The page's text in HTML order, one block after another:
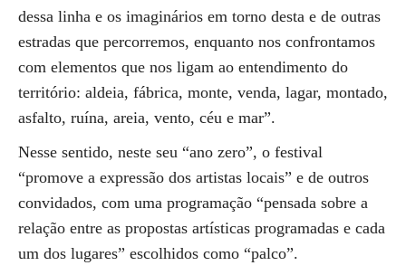
dessa linha e os imaginários em torno desta e de outras
estradas que percorremos, enquanto nos confrontamos
com elementos que nos ligam ao entendimento do
território: aldeia, fábrica, monte, venda, lagar, montado,
asfalto, ruína, areia, vento, céu e mar”.
Nesse sentido, neste seu “ano zero”, o festival
“promove a expressão dos artistas locais” e de outros
convidados, com uma programação “pensada sobre a
relação entre as propostas artísticas programadas e cada
um dos lugares” escolhidos como “palco”.